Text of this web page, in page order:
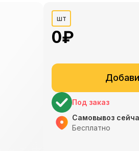
шт
0₽
Под заказ
Самовывоз
Бесплатно